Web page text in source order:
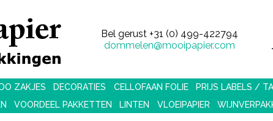
Bel gerust +31 (0) 499-422794
dommelen@mooipapier.com
ZAKJES DECORATIES CELLOFAAN FOLIE PRIJS LABELS /
VOORDEEL PAKKETTEN LINTEN VLOEIPAPIER